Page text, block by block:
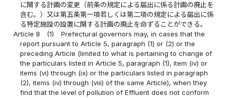
に関する計画の変更（前条の規定による届出に係る計画の廃止を
含む。）又は第五条第一項若しくは第二項の規定による届出に係
る特定施設の設置に関する計画の廃止を命ずることができる。
Article 8
(1)
Prefectural governors may, in cases that the
report pursuant to Article 5, paragraph (1) or (2) or the
preceding Article (limited to what is pertaining to change of
the particulars listed in Article 5, paragraph (1), item (iv) or
items (vi) through (ix) or the particulars listed in paragraph
(2), items (iv) through (viii) of the same Article), when they
find that the level of pollution of Effluent does not conform